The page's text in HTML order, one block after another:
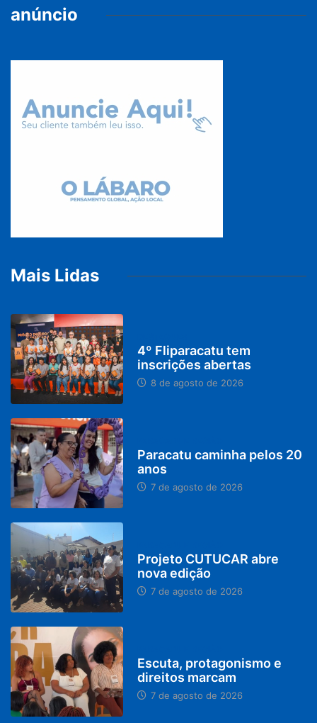
anúncio
Mais Lidas
4º Fliparacatu tem
inscrições abertas
8 de agosto de 2026
Paracatu caminha pelos 20
anos
7 de agosto de 2026
Projeto CUTUCAR abre
nova edição
7 de agosto de 2026
Escuta, protagonismo e
direitos marcam
7 de agosto de 2026